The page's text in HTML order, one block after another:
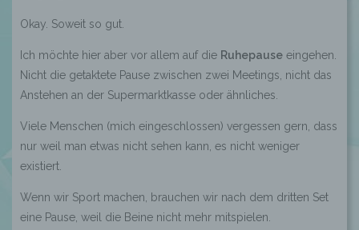
Okay. Soweit so gut.
Ich möchte hier aber vor allem auf die Ruhepause eingehen.
Nicht die getaktete Pause zwischen zwei Meetings, nicht das
Anstehen an der Supermarktkasse oder ähnliches.
Viele Menschen (mich eingeschlossen) vergessen gern, dass
nur weil man etwas nicht sehen kann, es nicht weniger
existiert.
Wenn wir Sport machen, brauchen wir nach dem dritten Set
eine Pause, weil die Beine nicht mehr mitspielen.